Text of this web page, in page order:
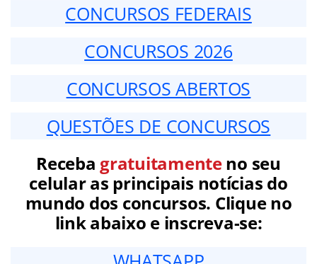
CONCURSOS FEDERAIS
CONCURSOS 2026
CONCURSOS ABERTOS
QUESTÕES DE CONCURSOS
Receba gratuitamenteno seu
celular as principais notícias do
mundo dos concursos. Clique no
link abaixo e inscreva-se: